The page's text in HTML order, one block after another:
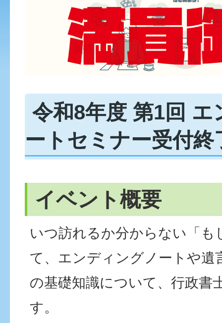
令和8年度 第1回 エ
ートセミナー受付終
イベント概要
いつ訪れるか分からない「も
て、エンディングノートや遺
の基礎知識について、行政書
す。